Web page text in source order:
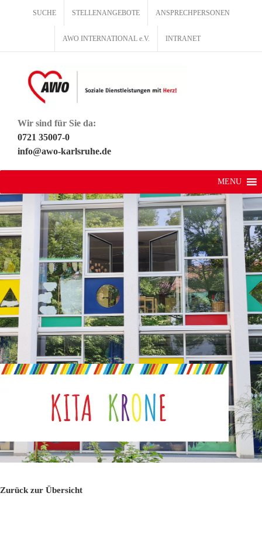
SUCHE STELLENANGEBOTE ANSPRECHPERSONEN
AWO INTERNATIONAL e.V. INTRANET
Wir sind für Sie da:
0721 35007-0
info@awo-karlsruhe.de
MENU
Zurück zur Übersicht